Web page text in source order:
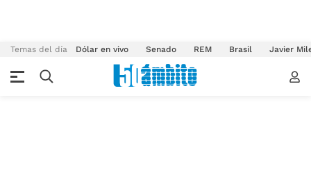
Temas del día Dólar en vivo Senado REM Brasil Javier